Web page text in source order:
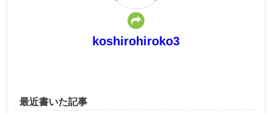
koshirohiroko3
最近書いた記事